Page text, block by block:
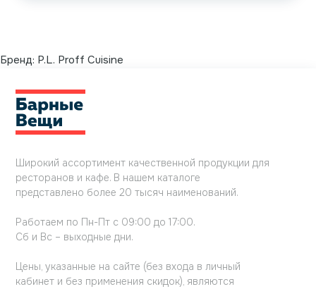
Бренд: P.L. Proff Cuisine
Широкий ассортимент качественной продукции для
ресторанов и кафе. В нашем каталоге
представлено более 20 тысяч наименований.
Работаем по Пн-Пт с 09:00 до 17:00.
Сб и Вс – выходные дни.
Цены, указанные на сайте (без входа в личный
кабинет и без применения скидок), являются